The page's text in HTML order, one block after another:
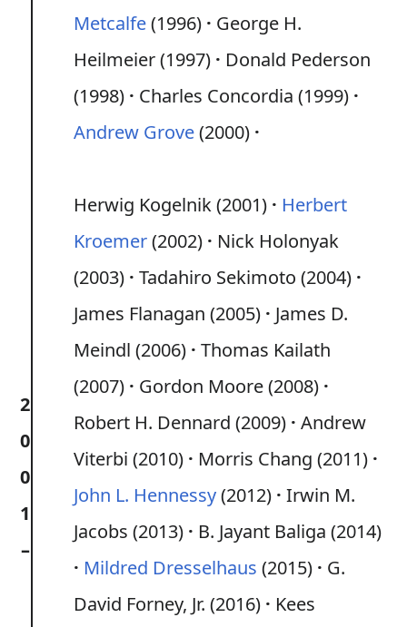
Metcalfe(1996)
George H.
Heilmeier (1997)
Donald Pederson
(1998)
Charles Concordia (1999)
Andrew Grove(2000)
2
0
0
1
–
Herwig Kogelnik (2001)
Herbert
Kroemer(2002)
Nick Holonyak
(2003) Tadahiro Sekimoto (2004)
James Flanagan (2005)
James D.
Meindl (2006) Thomas Kailath
(2007)
Gordon Moore (2008)
Robert H. Dennard (2009) Andrew
Viterbi (2010)
Morris Chang (2011)
John L. Hennessy(2012) Irwin M.
Jacobs (2013)
B. Jayant Baliga (2014)
Mildred Dresselhaus (2015)
G.
David Forney, Jr. (2016)
Kees